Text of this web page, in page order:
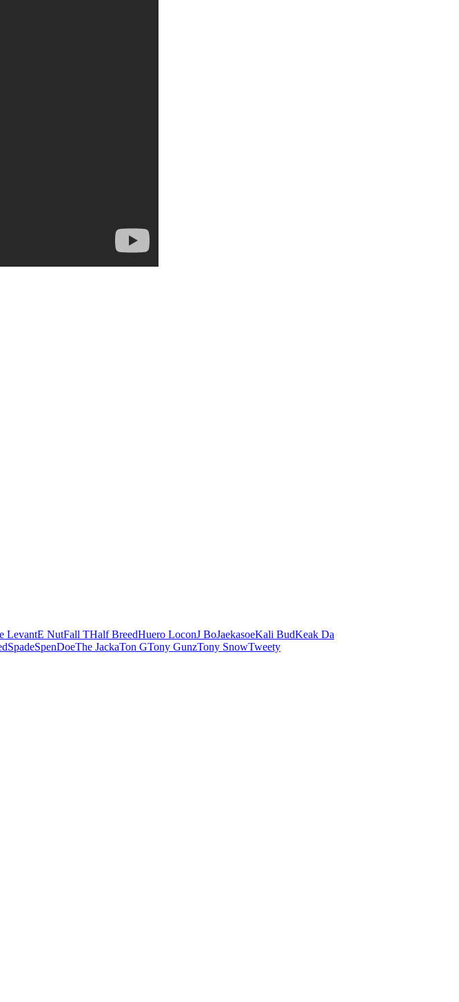
LevantE NutFall THalf BreedHuero LoconJ BoJaekasoeKali BudKeak Da
SpadeSpenDoeThe JackaTon GTony GunzTony SnowTweety